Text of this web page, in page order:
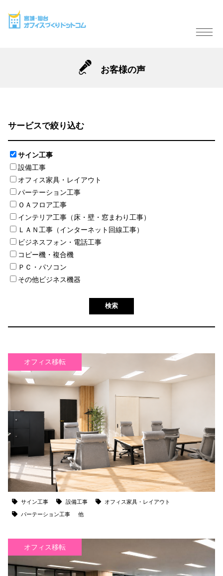
お客様の声
サービスで絞り込む
サイン工事
設備工事
オフィス家具・レイアウト
パーテーション工事
ＯＡフロア工事
インテリア工事（床・壁・窓まわり工事）
ＬＡＮ工事（インターネット回線工事）
ビジネスフォン・電話工事
コピー機・複合機
ＰＣ・パソコン
その他ビジネス機器
オフィス移転
サイン工事 設備工事 オフィス家具・レイアウト
パーテーション工事 他
オフィス移転